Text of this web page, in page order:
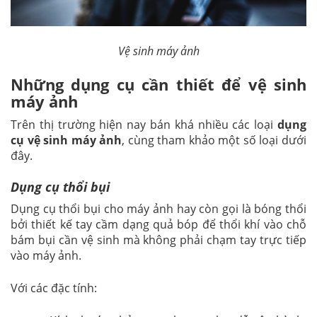
Vệ sinh máy ảnh
Những dụng cụ cần thiết để vệ sinh
máy ảnh
Trên thị trường hiện nay bán khá nhiều các loại dụng
cụ vệ sinh máy ảnh, cùng tham khảo một số loại dưới
đây.
Dụng cụ thổi bụi
Dụng cụ thổi bụi cho máy ảnh hay còn gọi là bóng thổi
bởi thiết kế tay cầm dạng quả bóp để thổi khí vào chỗ
bám bụi cần vệ sinh mà không phải chạm tay trực tiếp
vào máy ảnh.
Với các đặc tính: